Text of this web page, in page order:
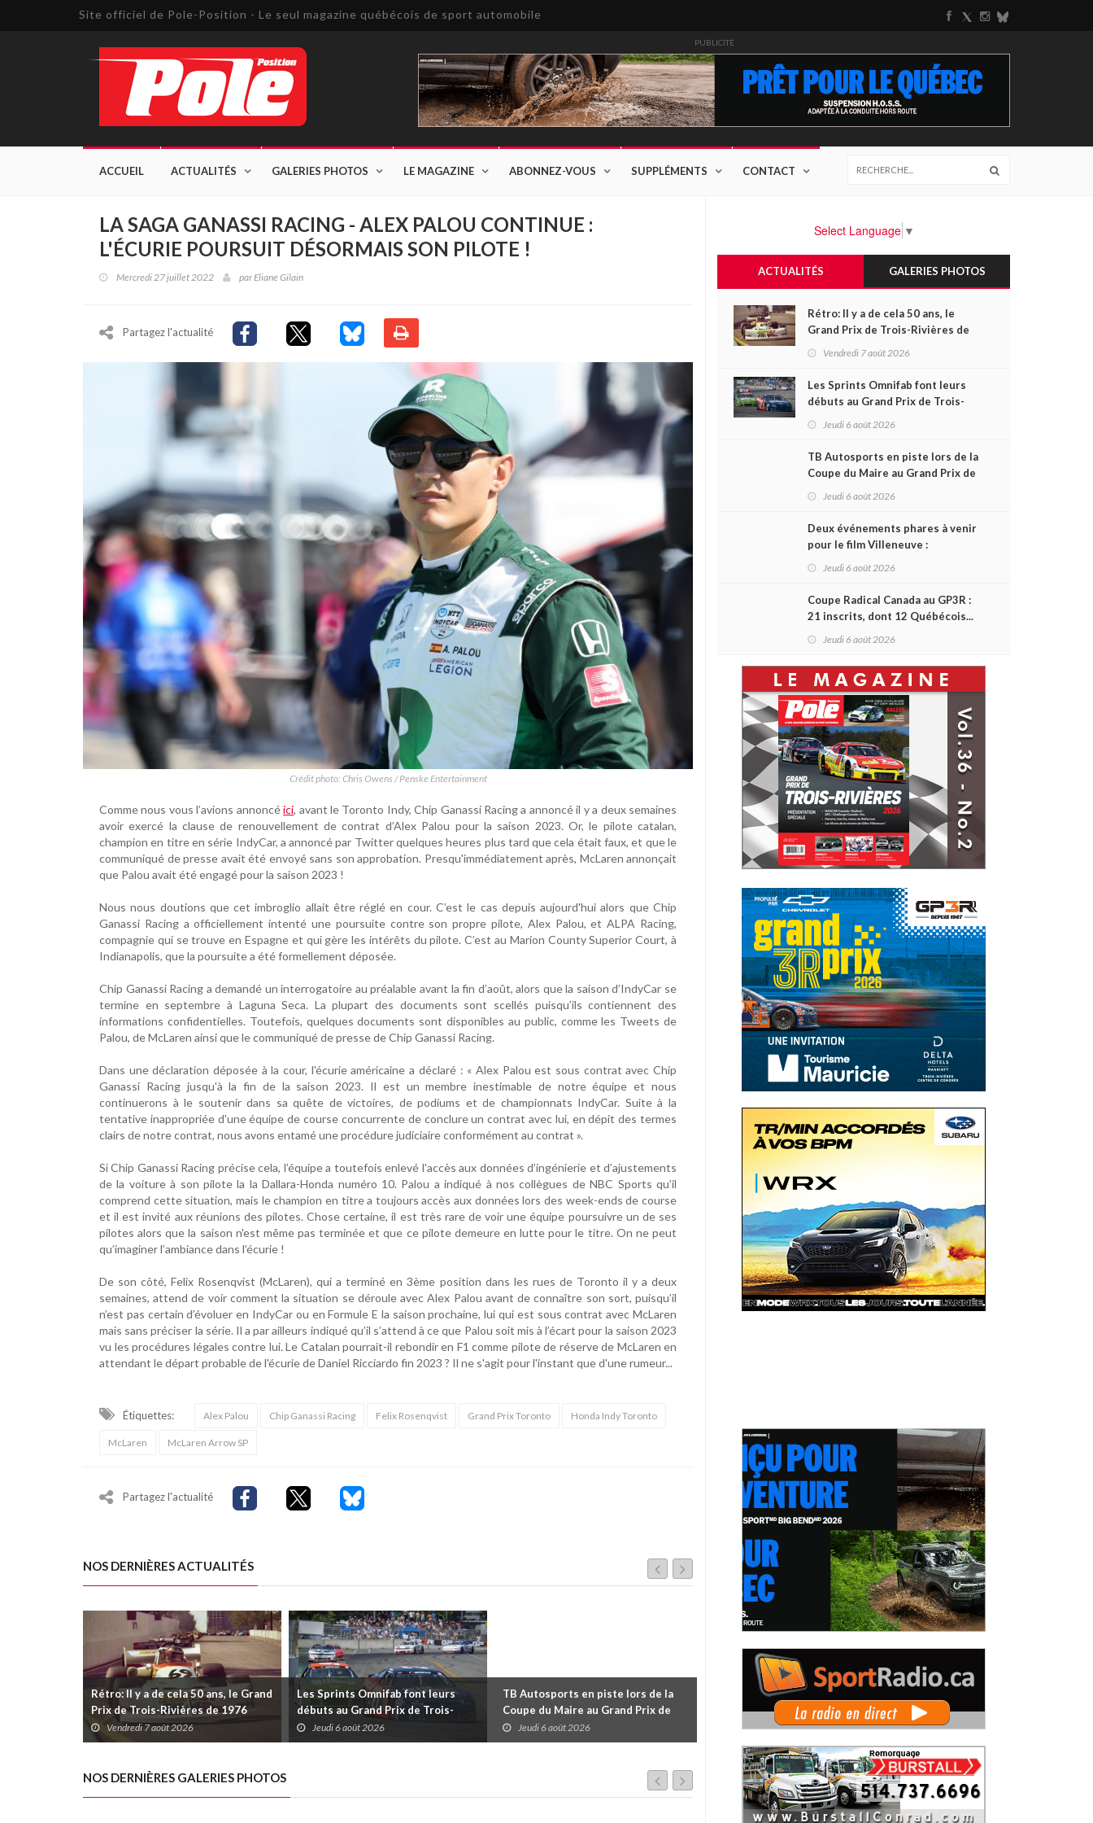
Site officiel de Pole-Position - Le seul magazine québécois de sport automobile
PUBLICITÉ
ACCUEIL ACTUALITÉS GALERIES PHOTOS LE MAGAZINE ABONNEZ-VOUS SUPPLÉMENTS CONTACT
LA SAGA GANASSI RACING - ALEX PALOU CONTINUE :
L'ÉCURIE POURSUIT DÉSORMAIS SON PILOTE !
Mercredi 27 juillet 2022 parEliane Gilain
Partagez l'actualité
Crédit photo: Chris Owens / Penske Entertainment
Comme nous vous l’avions annoncéici, avant le Toronto Indy, Chip Ganassi Racing a annoncé il y a deux semaines
avoir exercé la clause de renouvellement de contrat d’Alex Palou pour la saison 2023. Or, le pilote catalan,
champion en titre en série IndyCar, a annoncé par Twitter quelques heures plus tard que cela était faux, et que le
communiqué de presse avait été envoyé sans son approbation. Presqu'immédiatement après, McLaren annonçait
que Palou avait été engagé pour la saison 2023 !
Nous nous doutions que cet imbroglio allait être réglé en cour. C’est le cas depuis aujourd'hui alors que Chip
Ganassi Racing a officiellement intenté une poursuite contre son propre pilote, Alex Palou, et ALPA Racing,
compagnie qui se trouve en Espagne et qui gère les intérêts du pilote. C’est au Marion County Superior Court, à
Indianapolis, que la poursuite a été formellement déposée.
Chip Ganassi Racing a demandé un interrogatoire au préalable avant la fin d’août, alors que la saison d’IndyCar se
termine en septembre à Laguna Seca. La plupart des documents sont scellés puisqu’ils contiennent des
informations confidentielles. Toutefois, quelques documents sont disponibles au public, comme les Tweets de
Palou, de McLaren ainsi que le communiqué de presse de Chip Ganassi Racing.
Dans une déclaration déposée à la cour, l'écurie américaine a déclaré : « Alex Palou est sous contrat avec Chip
Ganassi Racing jusqu'à la fin de la saison 2023. Il est un membre inestimable de notre équipe et nous
continuerons à le soutenir dans sa quête de victoires, de podiums et de championnats IndyCar. Suite à la
tentative inappropriée d'une équipe de course concurrente de conclure un contrat avec lui, en dépit des termes
clairs de notre contrat, nous avons entamé une procédure judiciaire conformément au contrat ».
Si Chip Ganassi Racing précise cela, l’équipe a toutefois enlevé l'accès aux données d’ingénierie et d’ajustements
de la voiture à son pilote la la Dallara-Honda numéro 10. Palou a indiqué à nos collègues de NBC Sports qu’il
comprend cette situation, mais le champion en titre a toujours accès aux données lors des week-ends de course
et il est invité aux réunions des pilotes. Chose certaine, il est très rare de voir une équipe poursuivre un de ses
pilotes alors que la saison n'est même pas terminée et que ce pilote demeure en lutte pour le titre. On ne peut
qu’imaginer l’ambiance dans l’écurie !
De son côté, Felix Rosenqvist (McLaren), qui a terminé en 3ème position dans les rues de Toronto il y a deux
semaines, attend de voir comment la situation se déroule avec Alex Palou avant de connaître son sort, puisqu’il
n’est pas certain d’évoluer en IndyCar ou en Formule E la saison prochaine, lui qui est sous contrat avec McLaren
mais sans préciser la série. Il a par ailleurs indiqué qu’il s’attend à ce que Palou soit mis à l’écart pour la saison 2023
vu les procédures légales contre lui. Le Catalan pourrait-il rebondir en F1 comme pilote de réserve de McLaren en
attendant le départ probable de l'écurie de Daniel Ricciardo fin 2023 ? Il ne s'agit pour l'instant que d'une rumeur...
Étiquettes: Alex Palou Chip Ganassi Racing Felix Rosenqvist Grand Prix Toronto Honda Indy Toronto
McLaren McLaren Arrow SP
Partagez l'actualité
NOS DERNIÈRES ACTUALITÉS
Rétro: Il y a de cela 50 ans, le Grand
Prix de Trois-Rivières de 1976
Vendredi 7 août 2026
Les Sprints Omnifab font leurs
débuts au Grand Prix de Trois-
Rivières avec un format inspiré de
Daytona
Jeudi 6 août 2026
TB Autosports en piste lors de la
Coupe du Maire au Grand Prix de
Trois-Rivières
Jeudi 6 août 2026
Deux événements phares à venir
pour le film Villeneuve : L'ascension
d'une légende (+ vidéo)
Jeudi 6 août 2026
inscrits, dont 12 Québécois... et un
premier gain d'Antoine Sénéchal
Jeudi 6 août 2026
NOS DERNIÈRES GALERIES PHOTOS
Select Language ▼
ACTUALITÉS GALERIES PHOTOS
Rétro: Il y a de cela 50 ans, le
Grand Prix de Trois-Rivières de
1976
Vendredi 7 août 2026
Les Sprints Omnifab font leurs
débuts au Grand Prix de Trois-
Rivières avec un format inspiré
Jeudi 6 août 2026
TB Autosports en piste lors de la
Coupe du Maire au Grand Prix de
Trois-Rivières
Jeudi 6 août 2026
Deux événements phares à venir
pour le film Villeneuve :
L'ascension d'une légende (+
Jeudi 6 août 2026
Coupe Radical Canada au GP3R :
21 inscrits, dont 12 Québécois...
et un premier gain d'Antoine
Jeudi 6 août 2026